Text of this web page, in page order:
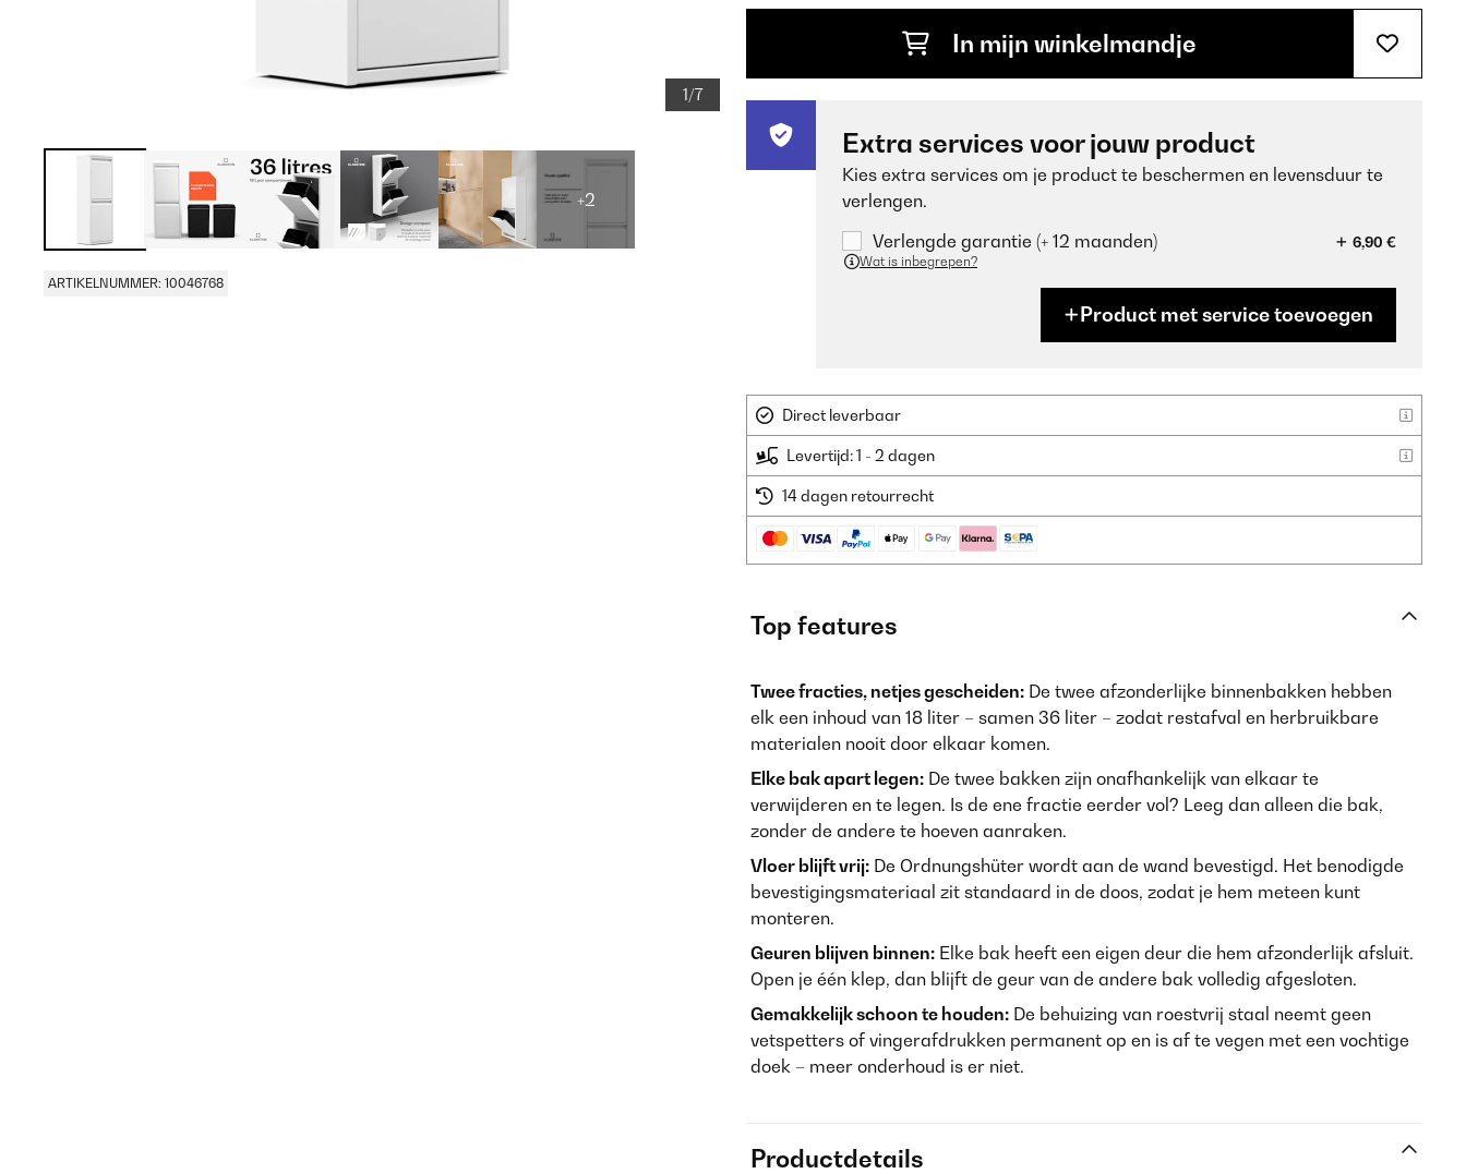
1/7
+2
ARTIKELNUMMER: 10046768
In mijn winkelmandje
Extra services voor jouw product
Kies extra services om je product te beschermen en levensduur te
verlengen.
Verlengde garantie (+ 12 maanden)
6,90 €
Wat is inbegrepen?
Product met service toevoegen
Direct leverbaar
Levertijd: 1 - 2 dagen
14 dagen retourrecht
Top features
Twee fracties, netjes gescheiden: De twee afzonderlijke binnenbakken hebben
elk een inhoud van 18 liter – samen 36 liter – zodat restafval en herbruikbare
materialen nooit door elkaar komen.
Elke bak apart legen: De twee bakken zijn onafhankelijk van elkaar te
verwijderen en te legen. Is de ene fractie eerder vol? Leeg dan alleen die bak,
zonder de andere te hoeven aanraken.
Vloer blijft vrij: De Ordnungshüter wordt aan de wand bevestigd. Het benodigde
bevestigingsmateriaal zit standaard in de doos, zodat je hem meteen kunt
monteren.
Geuren blijven binnen: Elke bak heeft een eigen deur die hem afzonderlijk afsluit.
Open je één klep, dan blijft de geur van de andere bak volledig afgesloten.
Gemakkelijk schoon te houden: De behuizing van roestvrij staal neemt geen
vetspetters of vingerafdrukken permanent op en is af te vegen met een vochtige
doek – meer onderhoud is er niet.
Productdetails